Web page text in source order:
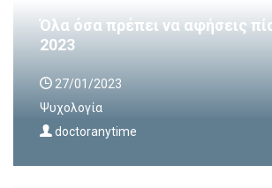
Όλα όσα πρέπει να αφήσεις
2023
27/01/2023
Ψυχολογία
doctoranytime